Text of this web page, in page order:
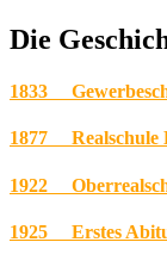
Die
1833
1877 Realschule
1922
1925 Erstes